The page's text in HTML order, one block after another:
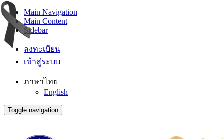
Main Navigation
Main Content
Sidebar
ลงทะเบียน
เข้าสู่ระบบ
ภาษาไทย
English
Toggle navigation